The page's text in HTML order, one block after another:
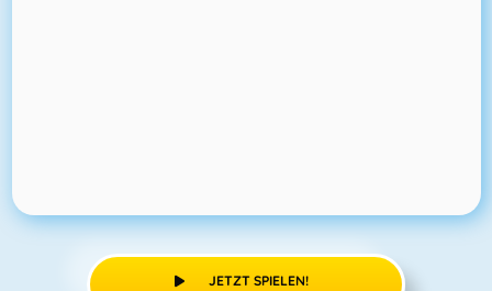
JETZT SPIELEN!